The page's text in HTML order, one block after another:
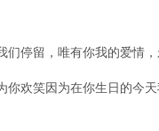
们停留，唯有你我的爱情
你欢笑因为在你生日的今